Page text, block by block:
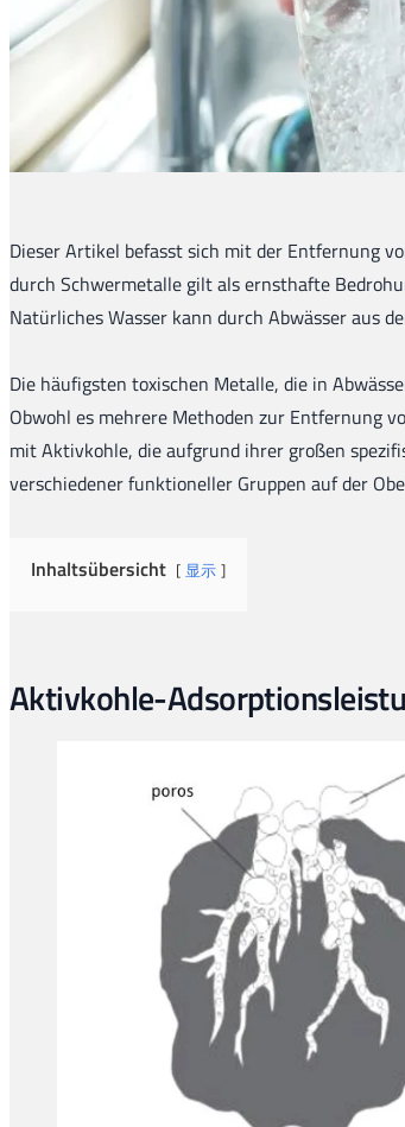
Dieser Artikel befasst sich mit der Entfernung
durch Schwermetalle gilt als ernsthafte
Natürliches Wasser kann durch Abwässer aus
Die häufigsten toxischen Metalle, die in
Obwohl es mehrere Methoden zur Entfernung
mit Aktivkohle, die aufgrund ihrer großen
verschiedener funktioneller Gruppen auf der
Inhaltsübersicht 显示
Aktivkohle-